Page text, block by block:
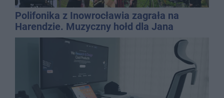
Polifonika z Inowrocławia zagrała na
Harendzie. Muzyczny hołd dla Jana
Kasprowicza